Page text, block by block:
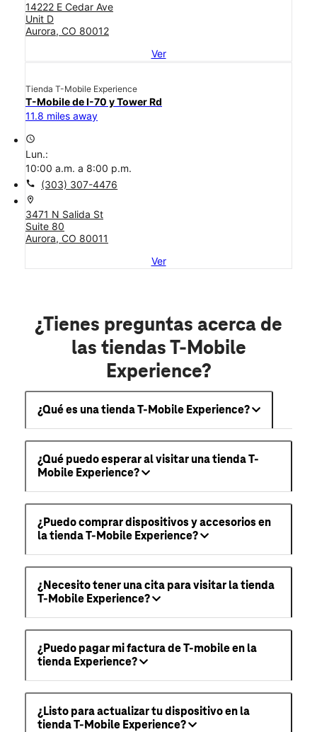
14222 E Cedar Ave
Unit D
Aurora, CO 80012
Ver
Tienda T-Mobile Experience
T-Mobile de I-70 y Tower Rd
11.8 miles away
access_time
Lun.:
10:00 a.m. a 8:00 p.m.
call (303) 307-4476
location_on
3471 N Salida St
Suite 80
Aurora, CO 80011
Ver
¿Tienes preguntas acerca de
las tiendas T-Mobile
Experience?
¿Qué es una tienda T-Mobile Experience?
¿Qué puedo esperar al visitar una tienda T-
Mobile Experience?
¿Puedo comprar dispositivos y accesorios en
la tienda T-Mobile Experience?
¿Necesito tener una cita para visitar la tienda
T-Mobile Experience?
¿Puedo pagar mi factura de T-mobile en la
tienda Experience?
¿Listo para actualizar tu dispositivo en la
tienda T-Mobile Experience?